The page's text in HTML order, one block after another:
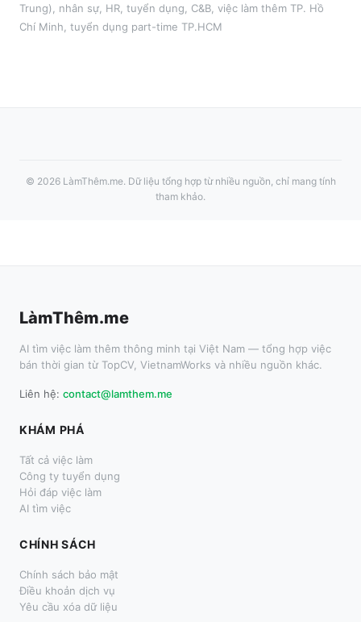
Trung)
nhân sự, HR, tuyển dụng, C&B , việc làm thêm TP. Hồ
Chí Minh , tuyển dụng part-time TP.HCM
© 2026 LàmThêm.me. Dữ liệu tổng hợp từ nhiều nguồn, chỉ mang tính
tham khảo.
LàmThêm.me
AI tìm việc làm thêm thông minh tại Việt Nam — tổng hợp việc
bán thời gian từ TopCV, VietnamWorks và nhiều nguồn khác.
Liên hệ: contact@lamthem.me
KHÁM PHÁ
Tất cả việc làm
Công ty tuyển dụng
Hỏi đáp việc làm
AI tìm việc
CHÍNH SÁCH
Chính sách bảo mật
Điều khoản dịch vụ
Yêu cầu xóa dữ liệu